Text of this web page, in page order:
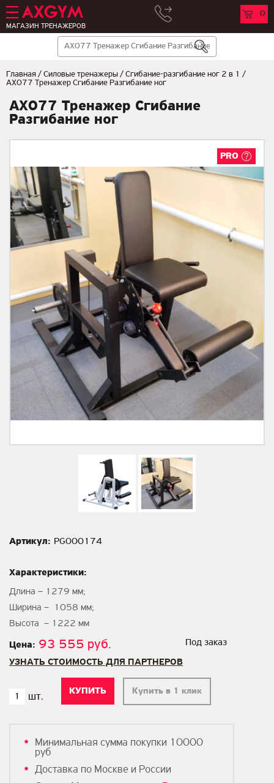
МАГАЗИН ТРЕНАЖЕРОВ
0
Главная / Cиловые тренажеры / Сгибание-разгибание ног 2 в 1 /
AX077 Тренажер Сгибание Разгибание ног
AX077 Тренажер Сгибание
Разгибание ног
PRO
Артикул: PG000174
Характеристики:
Длина – 1279 мм;
Ширина – 1058 мм;
Высота – 1222 мм
Цена: 93 555 руб.
Под заказ
УЗНАТЬ СТОИМОСТЬ ДЛЯ ПАРТНЕРОВ
Купить в 1 клик
Минимальная сумма покупки 10000
руб
Доставка по Москве и России